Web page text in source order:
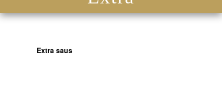
Extra saus